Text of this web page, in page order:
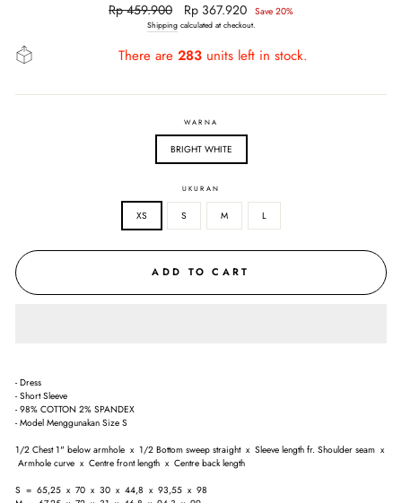
Regular
price
Rp 459.900
Sale
price
Rp 367.920 Save 20%
Shippingcalculated at checkout.
There are 283 units left in stock.
WARNA
BRIGHT WHITE
UKURAN
XS S M L
ADD TO CART
- Dress
- Short Sleeve
- 98% COTTON 2% SPANDEX
- Model Menggunakan Size S
1/2 Chest 1" below armhole x 1/2 Bottom sweep straight x Sleeve length fr. Shoulder seam x
Armhole curve x Centre front length x Centre back length
S = 65,25 x 70 x 30 x 44,8 x 93,55 x 98